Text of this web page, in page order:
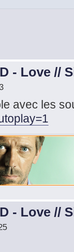
- Love //
avec les
- Love //